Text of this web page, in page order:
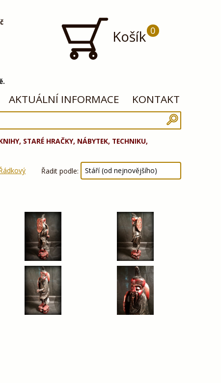
Košík 0
AKTUÁLNÍ INFORMACE KONTAKT
STARÉ HRAČKY, NÁBYTEK, TECHNIKU,
Řadit podle: